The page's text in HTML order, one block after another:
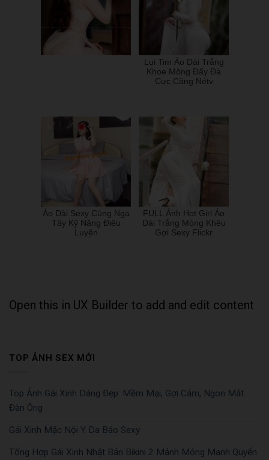
TOP ẢNH SEX MỚI
Top Ảnh Gái Xinh Dáng Đẹp: Mềm Mại, Gợi Cảm, Ngon Mắt
Đàn Ông
Gái Xinh Mặc Nội Y Da Báo Sexy
Tổng Hợp Gái Xinh Nhật Bản Bikini 2 Mảnh Mỏng Manh Quyến
Lụi Tim Áo Dài Trắng
Khoe Mông Đẩy Đà
Cực Căng Nétv
Áo Dài Sexy Cùng Nga
Tây Kỹ Năng Điêu
Luyện
FULL Ảnh Hot Girl Áo
Dài Trắng Mỏng Khêu
Gợi Sexy Flickr
Open this in UX Builder to add and edit content